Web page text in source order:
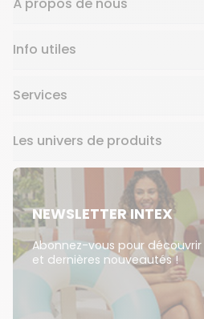
Info utiles
Services
Les univers de produits
NEWSLETTER INTEX
Abonnez-vous pour
et dernières nouveautés !